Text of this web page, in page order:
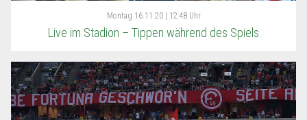
Montag 16.11.20 | 12:48 Uhr
Live im Stadion – Tippen während des Spiels